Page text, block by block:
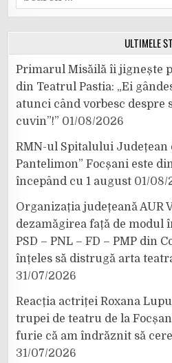
for:
ULTIMELE
Primarul Misăilă îi jignește
din Teatrul Pastia: „Ei
atunci când vorbesc despre
cuvin”!” 01/08/2026
RMN-ul Spitalului Județean
Pantelimon” Focșani este
începând cu 1 august 01/08/
Organizația județeană AUR
dezamăgirea față de modul
PSD – PNL – FD – PMP din
înțeles să distrugă arta
31/07/2026
Reacția actriței Roxana
trupei de teatru de la
furie că am îndrăznit să
31/07/2026